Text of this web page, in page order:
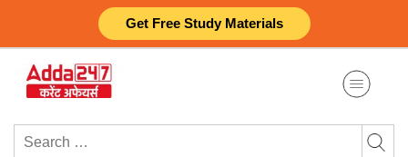
Get Free Study Materials
content
Search